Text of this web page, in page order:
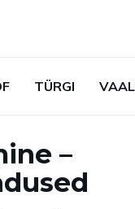
TÜRGI
–